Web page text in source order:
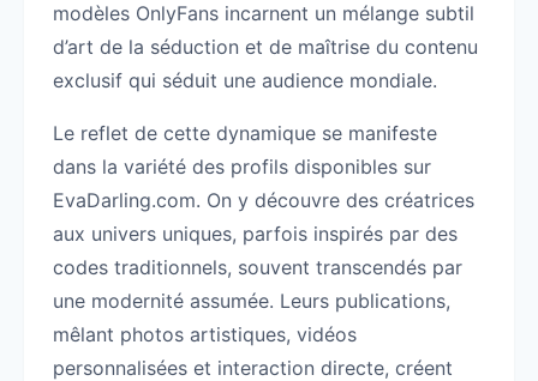
modèles OnlyFans incarnent un mélange subtil
d’art de la séduction et de maîtrise du contenu
exclusif qui séduit une audience mondiale.
Le reflet de cette dynamique se manifeste
dans la variété des profils disponibles sur
EvaDarling.com. On y découvre des créatrices
aux univers uniques, parfois inspirés par des
codes traditionnels, souvent transcendés par
une modernité assumée. Leurs publications,
mêlant photos artistiques, vidéos
personnalisées et interaction directe, créent